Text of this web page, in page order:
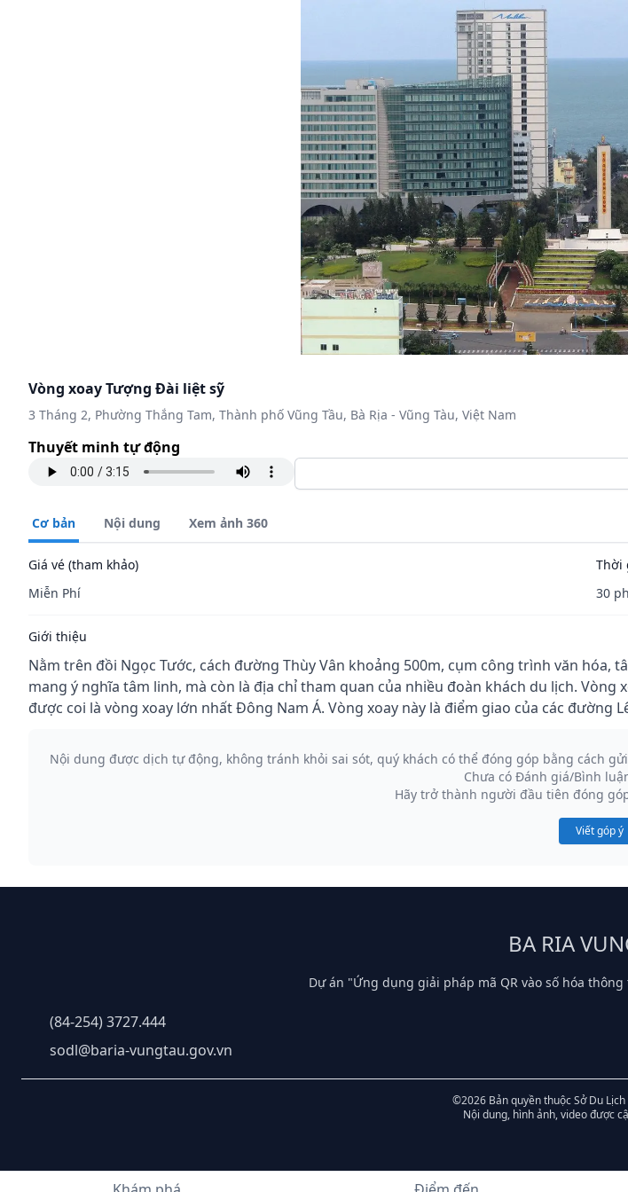
Vòng xoay Tượng Đài liệt sỹ
3 Tháng 2, Phường Thắng Tam, Thành phố Vũng Tầu, Bà Rịa - Vũng Tàu, Việt Nam
Thuyết minh tự động
Cơ bản Nội dung Xem ảnh 360
Giá vé (tham khảo)
Miễn Phí
Thời
30
Giới thiệu
Nằm trên đồi Ngọc Tước, cách đường Thùy Vân khoảng 500m, cụm công trình văn
mang ý nghĩa tâm linh, mà còn là địa chỉ tham quan của nhiều đoàn khách du lịch.
được coi là vòng xoay lớn nhất Đông Nam Á. Vòng xoay này là điểm giao của các đường
Nội dung được dịch tự động, không tránh khỏi sai sót, quý khách có thể đóng góp bằng cách
Chưa có Đánh giá/Bình
Hãy trở thành người đầu tiên đóng
Viết góp ý
BA RIA
Dự án "Ứng dụng giải pháp mã QR vào số hóa
(84-254) 3727.444
sodl@baria-vungtau.gov.vn
©2026 Bản quyền thuộc Sở Du Lịch
Nội dung, hình ảnh, video được